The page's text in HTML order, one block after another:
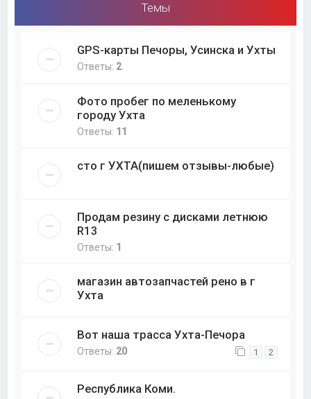
Темы
GPS-карты Печоры, Усинска и Ухты
Ответы: 2
Фото пробег по меленькому
городу Ухта
Ответы: 11
сто г УХТА(пишем отзывы-любые)
Продам резину с дисками летнюю
R13
Ответы: 1
магазин автозапчастей рено в г
Ухта
Вот наша трасса Ухта-Печора
Ответы: 20 1 2
Республика Коми.